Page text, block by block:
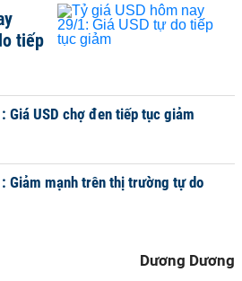
tiếp
Giá USD chợ đen tiếp tục giảm
Giảm mạnh trên thị trường tự do
Dương Dương